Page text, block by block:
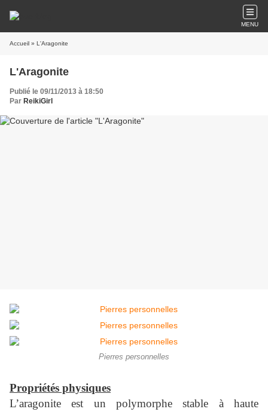
MENU
Accueil » L'Aragonite
L'Aragonite
Publié le 09/11/2013 à 18:50
Par ReikiGirl
Pierres personnelles
Propriétés physiques
L’aragonite est un polymorphe stable à haute